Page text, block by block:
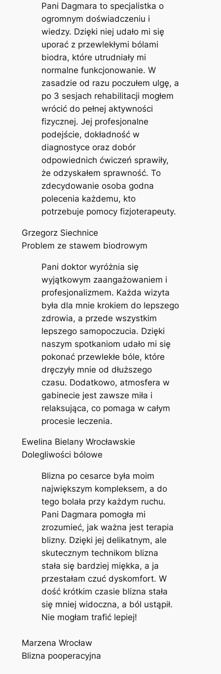
Pani Dagmara to specjalistka o
ogromnym doświadczeniu i
wiedzy. Dzięki niej udało mi się
uporać z przewlekłymi bólami
biodra, które utrudniały mi
normalne funkcjonowanie. W
zasadzie od razu poczułem ulgę, a
po 3 sesjach rehabilitacji mogłem
wrócić do pełnej aktywności
fizycznej. Jej profesjonalne
podejście, dokładność w
diagnostyce oraz dobór
odpowiednich ćwiczeń sprawiły,
że odzyskałem sprawność. To
zdecydowanie osoba godna
polecenia każdemu, kto
potrzebuje pomocy fizjoterapeuty.
Grzegorz Siechnice
Problem ze stawem biodrowym
Pani doktor wyróżnia się
wyjątkowym zaangażowaniem i
profesjonalizmem. Każda wizyta
była dla mnie krokiem do lepszego
zdrowia, a przede wszystkim
lepszego samopoczucia. Dzięki
naszym spotkaniom udało mi się
pokonać przewlekłe bóle, które
dręczyły mnie od dłuższego
czasu. Dodatkowo, atmosfera w
gabinecie jest zawsze miła i
relaksująca, co pomaga w całym
procesie leczenia.
Ewelina Bielany Wrocławskie
Dolegliwości bólowe
Blizna po cesarce była moim
największym kompleksem, a do
tego bolała przy każdym ruchu.
Pani Dagmara pomogła mi
zrozumieć, jak ważna jest terapia
blizny. Dzięki jej delikatnym, ale
skutecznym technikom blizna
stała się bardziej miękka, a ja
przestałam czuć dyskomfort. W
dość krótkim czasie blizna stała
się mniej widoczna, a ból ustąpił.
Nie mogłam trafić lepiej!
Marzena Wrocław
Blizna pooperacyjna